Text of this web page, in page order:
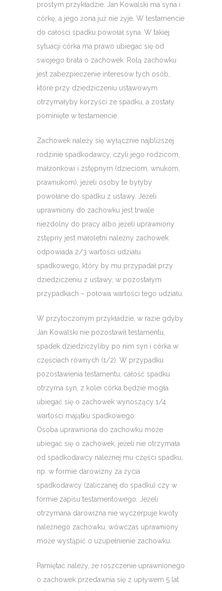
prostym przykładzie. Jan Kowalski ma syna i
córkę, a jego żona już nie żyje. W testamencie
do całości spadku powołał syna. W takiej
sytuacji córka ma prawo ubiegać się od
swojego brata o zachowek. Rolą zachowku
jest zabezpieczenie interesów tych osób,
które przy dziedziczeniu ustawowym
otrzymałyby korzyści ze spadku, a zostały
pominięte w testamencie.
Zachowek należy się wyłącznie najbliższej
rodzinie spadkodawcy, czyli jego rodzicom,
małżonkowi i zstępnym (dzieciom, wnukom,
prawnukom), jeżeli osoby te byłyby
powołane do spadku z ustawy. Jeżeli
uprawniony do zachowku jest trwale
niezdolny do pracy albo jeżeli uprawniony
zstępny jest małoletni należny zachowek
odpowiada 2/3 wartości udziału
spadkowego, który by mu przypadał przy
dziedziczeniu z ustawy; w pozostałym
przypadkach – połowa wartości tego udziału.
W przytoczonym przykładzie, w razie gdyby
Jan Kowalski nie pozostawił testamentu,
spadek dziedziczyliby po nim syn i córka w
częściach równych (1/2). W przypadku
pozostawienia testamentu, całość spadku
otrzyma syn, z kolei córka będzie mogła
ubiegać się o zachowek wynoszący 1/4
wartości majątku spadkowego.
Osoba uprawniona do zachowku może
ubiegać się o zachowek, jeżeli nie otrzymała
od spadkodawcy należnej mu części spadku,
np. w formie darowizny za życia
spadkodawcy (zaliczanej do spadku) czy w
formie zapisu testamentowego. Jeżeli
otrzymana darowizna nie wyczerpuje kwoty
należnego zachowku, wówczas uprawniony
może wystąpić o uzupełnienie zachowku.
Pamiętać należy, że roszczenie uprawnionego
o zachowek przedawnia się z upływem 5 lat